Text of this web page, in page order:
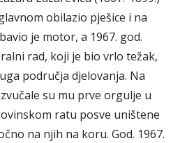
obilazio pješice i na
je motor, a 1967. god.
rad, koji je bio vrlo težak,
područja djelovanja. Na
su mu prve orgulje u
ratu posve uništene
na njih na koru. God. 1967.